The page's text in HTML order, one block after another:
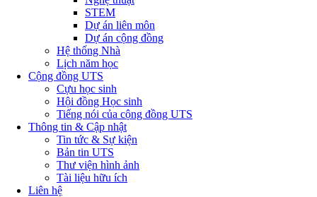
STEM
Dự án liên môn
Dự án cộng đồng
Hệ thống Nhà
Lịch năm học
Cộng đồng UTS
Cựu học sinh
Hội đồng Học sinh
Tiếng nói của cộng đồng UTS
Thông tin & Cập nhật
Tin tức & Sự kiện
Bản tin UTS
Thư viện hình ảnh
Tài liệu hữu ích
Liên hệ